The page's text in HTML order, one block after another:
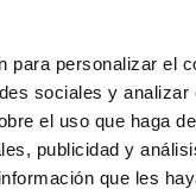
para personalizar el
sociales y analizar
el uso que haga
publicidad y
que les